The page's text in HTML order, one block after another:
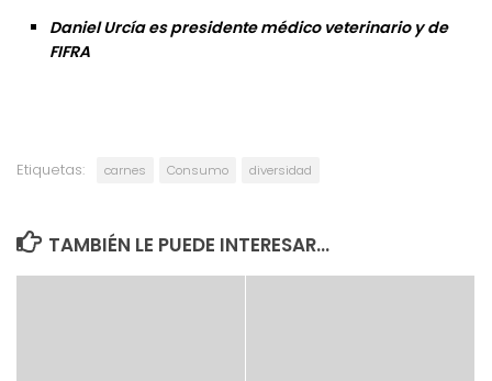
Daniel Urcía es presidente médico veterinario y de
FIFRA
Etiquetas: carnes Consumo diversidad
TAMBIÉN LE PUEDE INTERESAR...